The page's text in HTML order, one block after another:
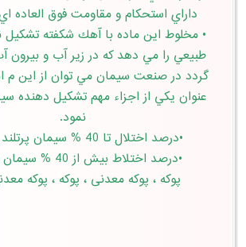
داراي استحكام و مقاومت فوق العاده
• مخلوط اين ماده با آهك شكفته
طبيعي را مي دهد كه در زير آب و
گردد در صنعت سيمان مي توان از اين م
عنوان يكي از اجزاء مهم تشكيل دهنده
نمود.
•درصد اختلال تا 40 % سيمان پرتلند پوزولان
•درصد اختلاط بيش از 40 % سيمان پوزولاني
پوكه ، پوکه معدنی ، پوکه ، پوکه